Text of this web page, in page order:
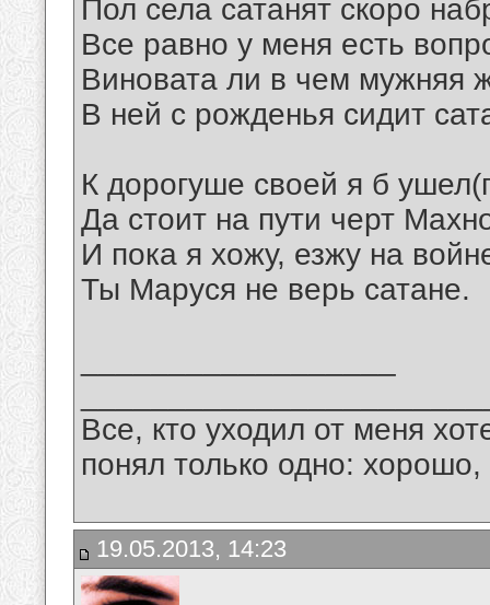
Пол села сатанят скоро
Все равно у меня есть
Виновата ли в чем мужняя
В ней с рожденья сидит
К дорогуше своей я б
Да стоит на пути черт
И пока я хожу, езжу на
Ты Маруся не верь сатане.
Все, кто уходил от меня
понял только одно:
19.05.2013, 14:23